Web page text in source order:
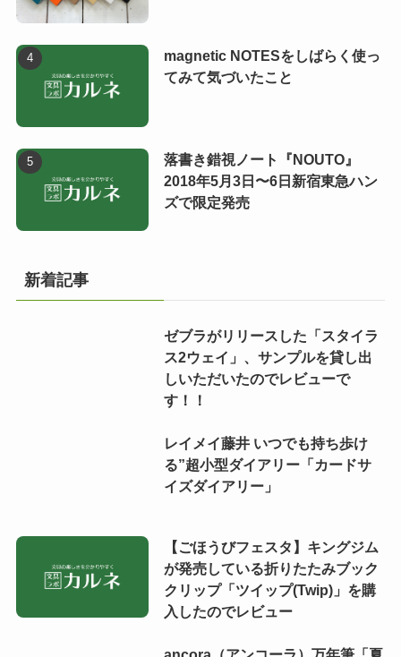
magnetic NOTESをしばらく使っ
てみて気づいたこと
落書き錯視ノート『NOUTO』
2018年5月3日〜6日新宿東急ハン
ズで限定発売
新着記事
ゼブラがリリースした「スタイラ
ス2ウェイ」、サンプルを貸し出
しいただいたのでレビューで
す！！
レイメイ藤井 いつでも持ち歩け
る”超小型ダイアリー「カードサ
イズダイアリー」
【ごほうびフェスタ】キングジム
が発売している折りたたみブック
クリップ「ツイップ(Twip)」を購
入したのでレビュー